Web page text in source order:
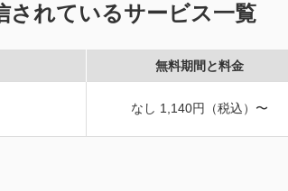
されているサービス一覧
無料期間と料金
なし 1,140円（税込）〜